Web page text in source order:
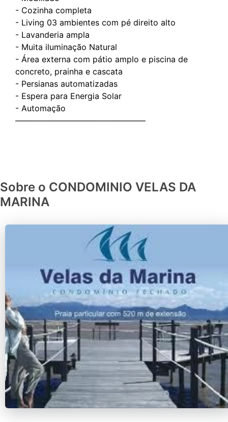
- ⁠Cozinha completa
- Living 03 ambientes com pé direito alto
- ⁠Lavanderia ampla
- Muita iluminação Natural
- Área externa com pátio amplo e piscina de
concreto, prainha e cascata
- Persianas automatizadas
- ⁠Espera para Energia Solar
- ⁠Automação
————————————————
Sobre o CONDOMINIO VELAS DA
MARINA